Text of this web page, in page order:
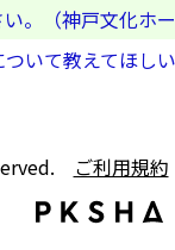
。（神戸文化ホ
いて教えてほし
ご利用規約